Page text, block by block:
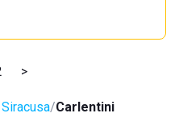
>
Carlentini